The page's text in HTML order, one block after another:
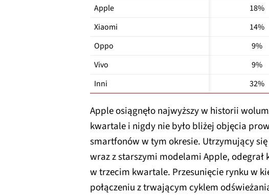
Apple
18%
Xiaomi
14%
Oppo
9%
Vivo
9%
Inni
32%
Apple osiągnęło najwyższy w historii
kwartale i nigdy nie było bliżej objęcia
smartfonów w tym okresie. Utrzymujący
wraz z starszymi modelami Apple,
w trzecim kwartale. Przesunięcie rynku w
połączeniu z trwającym cyklem